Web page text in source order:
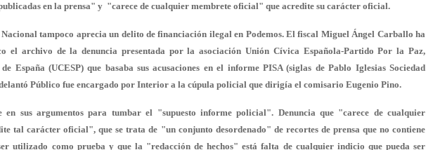
en la prensa" y "carece de cualquier membrete oficial" que acredite su carácter oficial.
tampoco aprecia un delito de financiación ilegal en Podemos. El fiscal Miguel Ángel Carballo ha
el archivo de la denuncia presentada por la asociación Unión Cívica Española-Partido Por la Paz,
España (UCESP) que basaba sus acusaciones en el informe PISA (siglas de Pablo Iglesias Sociedad
Público fue encargado por Interior a la cúpula policial que dirigía el comisario Eugenio Pino.
en sus argumentos para tumbar el "supuesto informe policial". Denuncia que "carece de cualquier
tal carácter oficial", que se trata de "un conjunto desordenado" de recortes de prensa que no contiene
utilizado como prueba y que la "redacción de hechos" está falta de cualquier indicio que pueda ser